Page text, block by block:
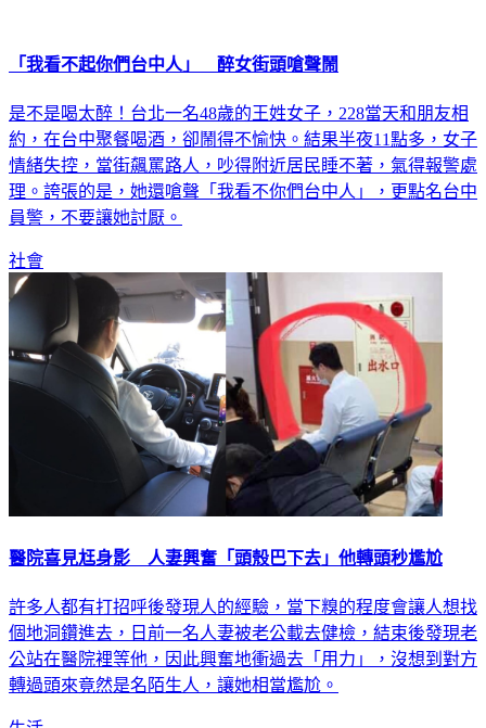
「我看不起你們台中人」 醉女街頭嗆聲鬧
是不是喝太醉！台北一名48歲的王姓女子，228當天和朋友相
約，在台中聚餐喝酒，卻鬧得不愉快。結果半夜11點多，女子
情緒失控，當街飆罵路人，吵得附近居民睡不著，氣得報警處
理。誇張的是，她還嗆聲「我看不你們台中人」，更點名台中
員警，不要讓她討厭。
社會
醫院喜見尪身影 人妻興奮「頭殼巴下去」他轉頭秒尷尬
許多人都有打招呼後發現人的經驗，當下糗的程度會讓人想找
個地洞鑽進去，日前一名人妻被老公載去健檢，結束後發現老
公站在醫院裡等他，因此興奮地衝過去「用力」，沒想到對方
轉過頭來竟然是名陌生人，讓她相當尷尬。